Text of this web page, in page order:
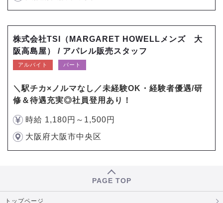
株式会社TSI（MARGARET HOWELLメンズ 大
阪高島屋） / アパレル販売スタッフ
アルバイト パート
＼駅チカ×ノルマなし／未経験OK・経験者優遇/研
修＆待遇充実◎社員登用あり！
時給 1,180円～1,500円
大阪府大阪市中央区
PAGE TOP
トップページ